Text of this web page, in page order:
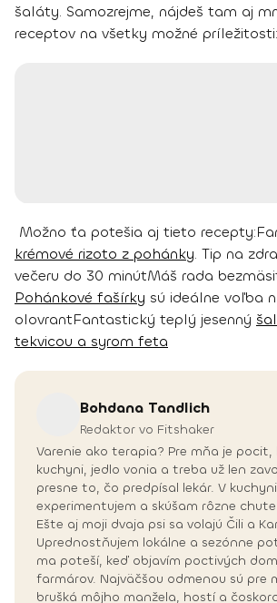
šaláty. Samozrejme, nájdeš tam aj
receptov na všetky možné príležitosti:
Možno ťa potešia aj tieto recepty:
krémové rizoto z pohánky. Tip na
večeru do 30 minútMáš rada
Pohánkové fašírky sú ideálne voľba
olovrantFantastický teplý jesenný
tekvicou a syrom feta
Bohdana Tandlich
Redaktor vo Fitshaker
Varenie ako terapia? Pre mňa je
kuchyni, jedlo vonia a treba už len
presne to, čo predpísal lekár. V
experimentujem a skúšam rôzne
Ešte aj moji dvaja psi sa volajú Čili a
Uprednostňujem lokálne a sezónne
ma poteší, keď objavím poctivých
farmárov. Najväčšou odmenou sú pre
brušká môjho manžela, hostí a